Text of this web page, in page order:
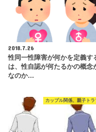
2018.7.26
性同一性障害が何かを定義す
は、性自認が何たるかの概念
なのか…
カップル関係、親子トラ